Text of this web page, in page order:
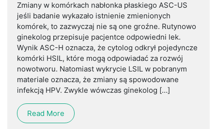
Zmiany w komórkach nabłonka płaskiego ASC-US
jeśli badanie wykazało istnienie zmienionych
komórek, to zazwyczaj nie są one groźne. Rutynowo
ginekolog przepisuje pacjentce odpowiedni lek.
Wynik ASC-H oznacza, że cytolog odkrył pojedyncze
komórki HSIL, które mogą odpowiadać za rozwój
nowotworu. Natomiast wykrycie LSIL w pobranym
materiale oznacza, że zmiany są spowodowane
infekcją HPV. Zwykle wówczas ginekolog […]
Read More